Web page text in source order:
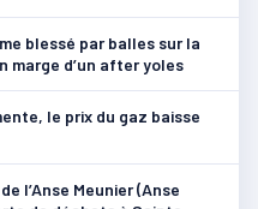
blessé par balles sur la
marge d’un after yoles
le prix du gaz baisse
l’Anse Meunier (Anse